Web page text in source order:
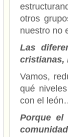
otros
nuestro no
Las
cristianas,
Vamos,
qué
con el
Porque el